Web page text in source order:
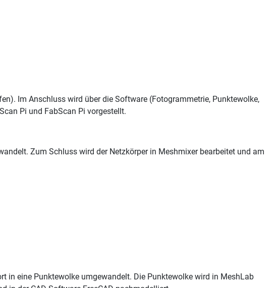
Im Anschluss wird über die Software (Fotogrammetrie, Punktewolke,
Pi und FabScan Pi vorgestellt.
Zum Schluss wird der Netzkörper in Meshmixer bearbeitet und am
in eine Punktewolke umgewandelt. Die Punktewolke wird in MeshLab